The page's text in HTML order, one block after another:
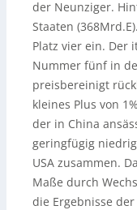
der Neunziger.
Staaten
Platz vier ein. Der
Nummer fünf in
preisbereinigt
kleines Plus von
der in China
geringfügig
USA zusammen.
Maße durch
die Ergebnisse